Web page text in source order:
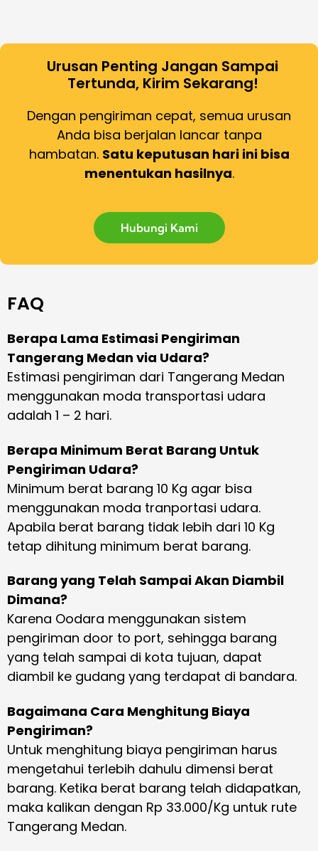
Urusan Penting Jangan Sampai
Tertunda, Kirim Sekarang!
Dengan pengiriman cepat, semua urusan
Anda bisa berjalan lancar tanpa
hambatan. Satu keputusan hari ini bisa
menentukan hasilnya.
Hubungi Kami
FAQ
Berapa Lama Estimasi Pengiriman
Tangerang Medan via Udara?
Estimasi pengiriman dari Tangerang Medan
menggunakan moda transportasi udara
adalah 1 – 2 hari.
Berapa Minimum Berat Barang Untuk
Pengiriman Udara?
Minimum berat barang 10 Kg agar bisa
menggunakan moda tranportasi udara.
Apabila berat barang tidak lebih dari 10 Kg
tetap dihitung minimum berat barang.
Barang yang Telah Sampai Akan Diambil
Dimana?
Karena Oodara menggunakan sistem
pengiriman door to port, sehingga barang
yang telah sampai di kota tujuan, dapat
diambil ke gudang yang terdapat di bandara.
Bagaimana Cara Menghitung Biaya
Pengiriman?
Untuk menghitung biaya pengiriman harus
mengetahui terlebih dahulu dimensi berat
barang. Ketika berat barang telah didapatkan,
maka kalikan dengan Rp 33.000/Kg untuk rute
Tangerang Medan.